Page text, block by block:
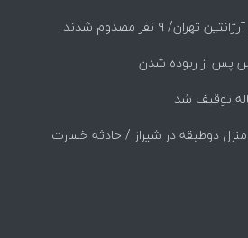
۹ نفر مصدوم شدند
پس از ربوده شدن
توقیف شد
دوطبقه در شیراز / حادثه خسارت